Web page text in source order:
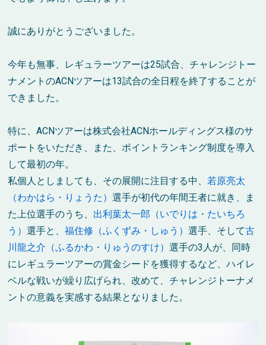
誠にありがとうございました。
今年も無事、レギュラーツアーは25試合、チャレンジトー
ナメントのACNツアーは13試合の全日程を終了することが
できました。
特に、ACNツアーは株式会社ACNホールディングス様のサ
ポートをいただき、また、ポイントランキング制度を導入
して最初の年。
私個人としましても、その展開に注目する中、若原亮太
（わかはら・りょうた）選手が初代の年間王者に就き、ま
た上位選手のうち、 出利葉太一郎（いでりは・たいちろ
う）選手と、福住修（ふくずみ・しゅう）選手、そして古
川龍之介（ふるかわ・りゅうのすけ）選手の3人が、同時
にレギュラーツアーの賞金シードを獲得するなど、ハイレ
ベルな戦いが繰り広げられ、改めて、チャレンジトーナメ
ントの意義を実感する結果となりました。